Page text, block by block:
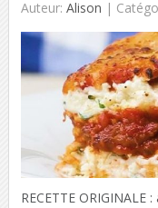
Auteur: Alison |
RECETTE